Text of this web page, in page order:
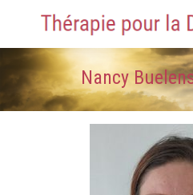
Nancy